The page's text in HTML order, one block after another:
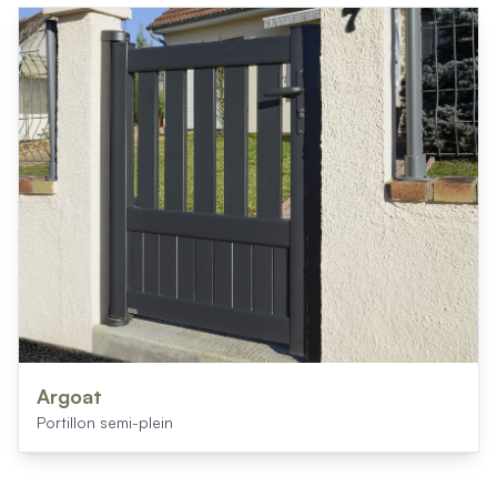
Produits > Habillages extérieur aluminium > Habillage de
Produits > Habillages extérieur aluminium > Habillage de
Produits > Habillages extérieur aluminium > Habillage de
Produits > Habillages extérieur aluminium > Habillage de
Produits > Habillages extérieur aluminium > Habillage de
Produits > Habillages extérieur aluminium > Treillis
Produits > Produits par collection > Comparer les
Produits > Produits par collection > Collection Archy
Produits > Produits par collection > Collection Cosy
Produits > Produits par collection > Collection Trady
Produits > Produits par collection > Collection Fresk
Produits > Produits par collection > Collection Bois
Produits > Produits par collection > Collection Ceklo
Produits > Coloris et décors > Coloris aluminium
Produits > Coloris et décors > Essences de bois
Produits > Coloris et décors > Coloris sur-mesure
Argoat
Portillon semi-plein